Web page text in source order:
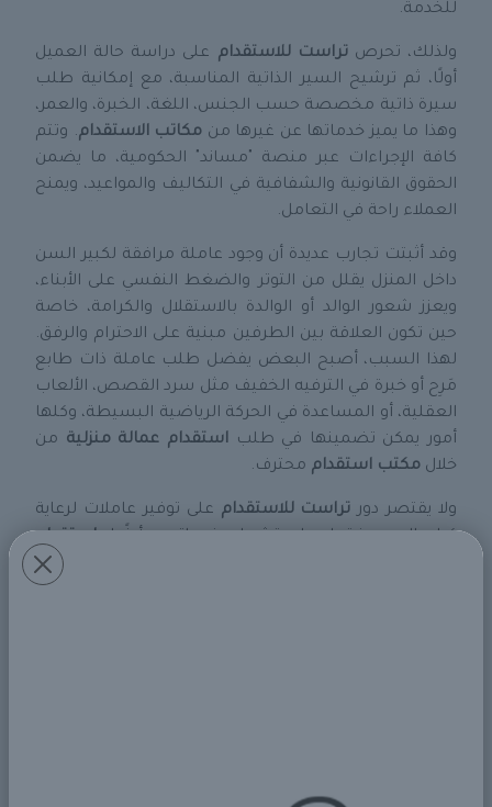
للخدمة.
ولذلك، تحرصتراست للاستقدام على دراسة حالة العميل
أولًا، ثم ترشيح السير الذاتية المناسبة، مع إمكانية طلب
سيرة ذاتية مخصصة حسب الجنس، اللغة، الخبرة، والعمر،
وهذا ما يميز خدماتها عن غيرها من مكاتب الاستقدام. وتتم
كافة الإجراءات عبر منصة "مساند" الحكومية، ما يضمن
الحقوق القانونية والشفافية في التكاليف والمواعيد، ويمنح
العملاء راحة في التعامل.
وقد أثبتت تجارب عديدة أن وجود عاملة مرافقة لكبير السن
داخل المنزل يقلل من التوتر والضغط النفسي على الأبناء،
ويعزز شعور الوالد أو الوالدة بالاستقلال والكرامة، خاصة
حين تكون العلاقة بين الطرفين مبنية على الاحترام والرفق.
لهذا السبب، أصبح البعض يفضل طلب عاملة ذات طابع
مَرِح أو خبرة في الترفيه الخفيف مثل سرد القصص، الألعاب
العقلية، أو المساعدة في الحركة الرياضية البسيطة، وكلها
أمور يمكن تضمينها في طلباستقدام عمالة منزلية من
خلال مكتب استقدام محترف.
ولا يقتصر دور تراست للاستقدام على توفير عاملات لرعاية
، مما يجعلها
خيارًا مناسبًا للعائلات التي تحتاج إلى أكثر من خدمة في آن
حيث إعداد وجبات صحية. هذه المرونة في الطلب متوفرة